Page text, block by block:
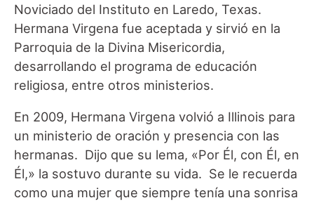
Noviciado del Instituto en Laredo, Texas.
Hermana Virgena fue aceptada y sirvió en la
Parroquia de la Divina Misericordia,
desarrollando el programa de educación
religiosa, entre otros ministerios.
En 2009, Hermana Virgena volvió a Illinois para
un ministerio de oración y presencia con las
hermanas. Dijo que su lema, «Por Él, con Él, en
Él,» la sostuvo durante su vida. Se le recuerda
como una mujer que siempre tenía una sonrisa